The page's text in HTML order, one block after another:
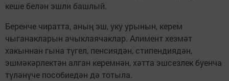
кеше бе­лән эшли башлый.
Беренче чиратта, аның эш, уку урынын, керем
чыганакларын ачыклаячаклар. Алимент хезмәт
хакыннан гына түгел, пенсиядән, стипендиядән,
эшмәкәрлектән алган керемнән, хәтта эшсезлек буенча
түләнүче пособиедән дә тотыла.